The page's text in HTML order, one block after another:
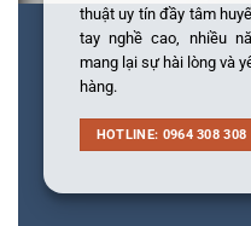
thuật uy tín đầy tâm
tay nghề cao, nhiều
mang lại sự hài lòng và
hàng.
HOTLINE: 0964 308 308